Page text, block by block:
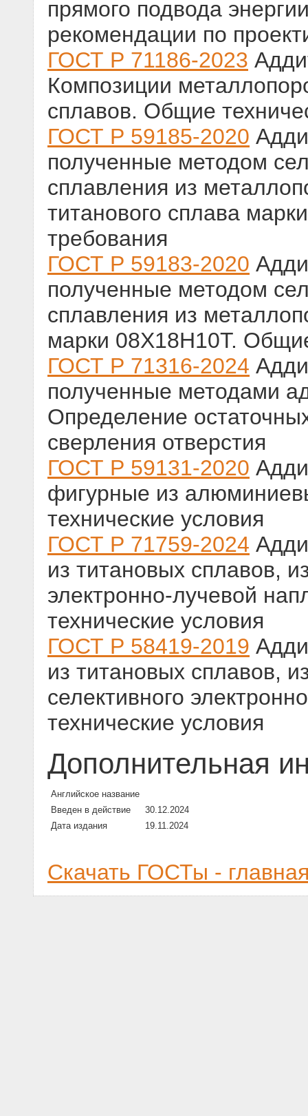
прямого подвода
рекомендации по
ГОСТ Р 71186-2023
Композиции
сплавов. Общие
ГОСТ Р 59185-2020
полученные методом
сплавления из
титанового сплава
требования
ГОСТ Р 59183-2020
полученные методом
сплавления из
марки 08Х18Н10Т.
ГОСТ Р 71316-2024
полученные методами
Определение
сверления отверстия
ГОСТ Р 59131-2020
фигурные из
технические условия
ГОСТ Р 71759-2024
из титановых сплавов,
электронно-лучевой
технические условия
ГОСТ Р 58419-2019
из титановых сплавов,
селективного
технические условия
Дополнительная
Английское название
Введен в действие
30.12.2024
Дата издания
19.11.2024
Скачать ГОСТы -